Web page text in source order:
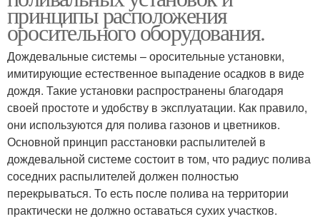
принципы расположения
оросительного оборудования.
Дождевальные системы – оросительные установки,
имитирующие естественное выпадение осадков в виде
дождя. Такие установки распространены благодаря
своей простоте и удобству в эксплуатации. Как правило,
они используются для полива газонов и цветников.
Основной принцип расстановки распылителей в
дождевальной системе состоит в том, что радиус полива
соседних распылителей должен полностью
перекрываться. То есть после полива на территории
практически не должно оставаться сухих участков.